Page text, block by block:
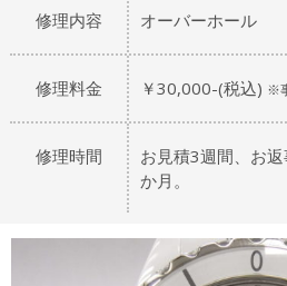
修理内容 オーバーホール
修理料金 ￥30,000-(税込) ※
修理時間
お見積3週間、お
か月。